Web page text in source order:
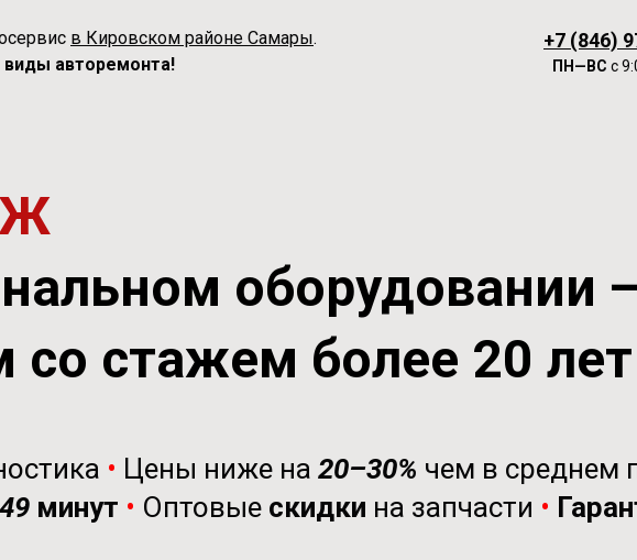
в Кировском районе Самары.
виды авторемонта!
+7 (846)
ПН—ВС с
оборудовании
со стажем более 20 лет
• Цены ниже на 20–30% чем в среднем
49 минут • Оптовые скидки на запчасти •